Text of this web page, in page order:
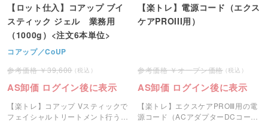
【ロット仕入】コアップ ブイ
スティック ジェル 業務用
（1000g）<注文6本単位>
コアップ／CoUP
39,600
AS卸価 ログイン後に表示
【楽トレ】コアップ Vスティックで
フェイシャルトリートメント行う際
【楽トレ】電源コード（エクス
ケアPROIII用）
オープン価格
AS卸価 ログイン後に表示
【楽トレ】エクスケアPROⅢ用の電
源コード（ACアダプターDCコー